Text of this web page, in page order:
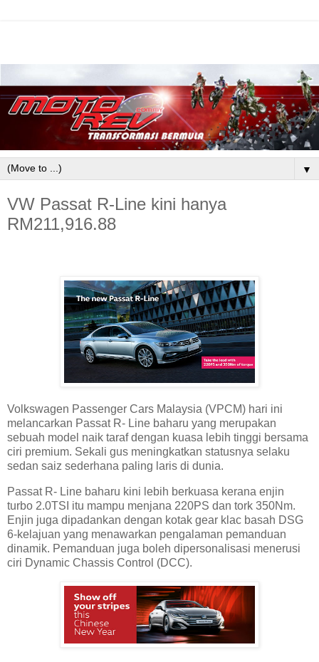
▼
VW Passat R-Line kini hanya
RM211,916.88
Volkswagen Passenger Cars Malaysia (VPCM) hari ini
melancarkan Passat R- Line baharu yang merupakan
sebuah model naik taraf dengan kuasa lebih tinggi bersama
ciri premium. Sekali gus meningkatkan statusnya selaku
sedan saiz sederhana paling laris di dunia.
Passat R- Line baharu kini lebih berkuasa kerana enjin
turbo 2.0TSI itu mampu menjana 220PS dan tork 350Nm.
Enjin juga dipadankan dengan kotak gear klac basah DSG
6-kelajuan yang menawarkan pengalaman pemanduan
dinamik. Pemanduan juga boleh dipersonalisasi menerusi
ciri Dynamic Chassis Control (DCC).